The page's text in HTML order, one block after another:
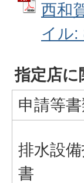
西和
イル:
指定店に
申請等
排水設
書